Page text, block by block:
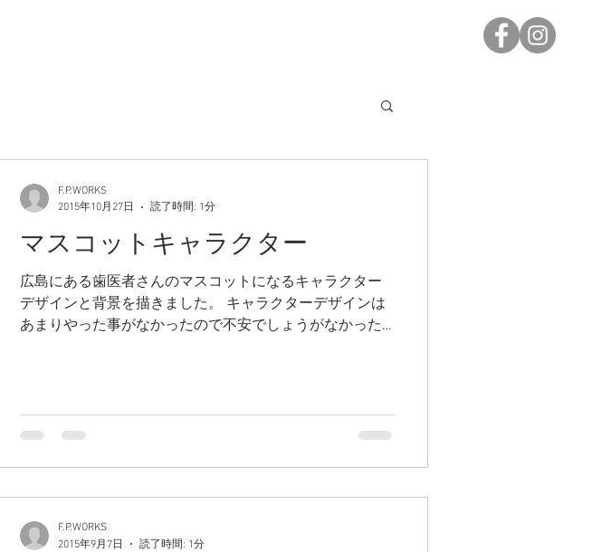
マスコットキャラクター
広島にある歯医者さんのマスコットになるキャラクター
デザインと背景を描きました。 キャラクターデザインは
あまりやった事がなかったので不安でしょうがなかった
F.P.WORKS
2015年10月27日
読了時間: 1分
F.P.WORKS
2015年9月7日
読了時間: 1分